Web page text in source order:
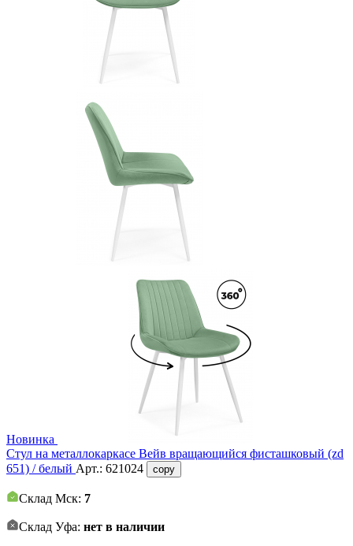
Новинка
Стул на металлокаркасе Вейв вращающийся фисташковый (zd
651) / белый Арт.: 621024 copy
Склад Мск: 7
Склад Уфа: нет в наличии